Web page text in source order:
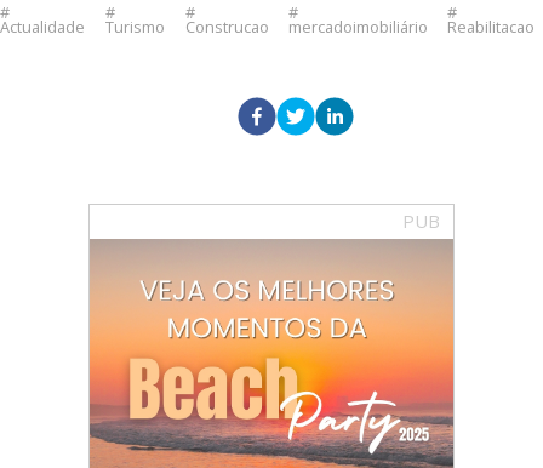
Actualidade Turismo Construcao mercadoimobiliário Reabilitacao
PUB